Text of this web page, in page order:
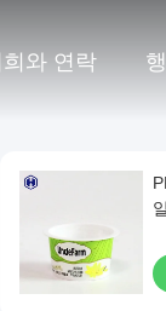
희와 연락